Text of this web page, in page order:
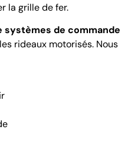
la grille de fer.
systèmes de commande
rideaux motorisés. Nous